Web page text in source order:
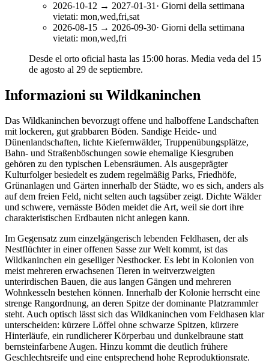
2026-10-12 → 2027-01-31 · Giorni della settimana
vietati: mon,wed,fri,sat
2026-08-15 → 2026-09-30· Giorni della settimana
vietati: mon,wed,fri
Desde el orto oficial hasta las 15:00 horas. Media veda del 15
de agosto al 29 de septiembre.
Informazioni su Wildkaninchen
Das Wildkaninchen bevorzugt offene und halboffene Landschaften
mit lockeren, gut grabbaren Böden. Sandige Heide- und
Dünenlandschaften, lichte Kiefernwälder, Truppenübungsplätze,
Bahn- und Straßenböschungen sowie ehemalige Kiesgruben
gehören zu den typischen Lebensräumen. Als ausgeprägter
Kulturfolger besiedelt es zudem regelmäßig Parks, Friedhöfe,
Grünanlagen und Gärten innerhalb der Städte, wo es sich, anders als
auf dem freien Feld, nicht selten auch tagsüber zeigt. Dichte Wälder
und schwere, vernässte Böden meidet die Art, weil sie dort ihre
charakteristischen Erdbauten nicht anlegen kann.
Im Gegensatz zum einzelgängerisch lebenden Feldhasen, der als
Nestflüchter in einer offenen Sasse zur Welt kommt, ist das
Wildkaninchen ein geselliger Nesthocker. Es lebt in Kolonien von
meist mehreren erwachsenen Tieren in weitverzweigten
unterirdischen Bauen, die aus langen Gängen und mehreren
Wohnkesseln bestehen können. Innerhalb der Kolonie herrscht eine
strenge Rangordnung, an deren Spitze der dominante Platzrammler
steht. Auch optisch lässt sich das Wildkaninchen vom Feldhasen klar
unterscheiden: kürzere Löffel ohne schwarze Spitzen, kürzere
Hinterläufe, ein rundlicherer Körperbau und dunkelbraune statt
bernsteinfarbene Augen. Hinzu kommt die deutlich frühere
Geschlechtsreife und eine entsprechend hohe Reproduktionsrate.